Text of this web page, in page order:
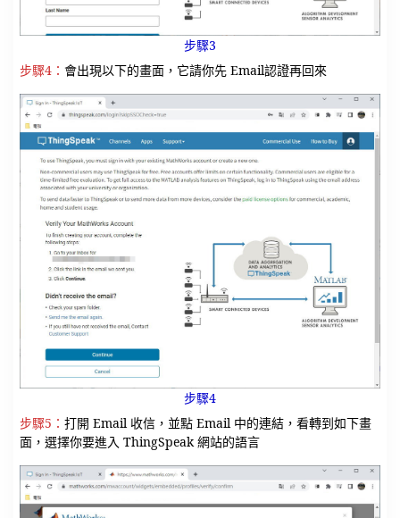
步驟3
步驟4： 會出現以下的畫面，它請你先 Email認證再回來
步驟4
步驟5： 打開 Email 收信，並點 Email 中的連結，看轉到如下畫
面，選擇你要進入 ThingSpeak 網站的語言